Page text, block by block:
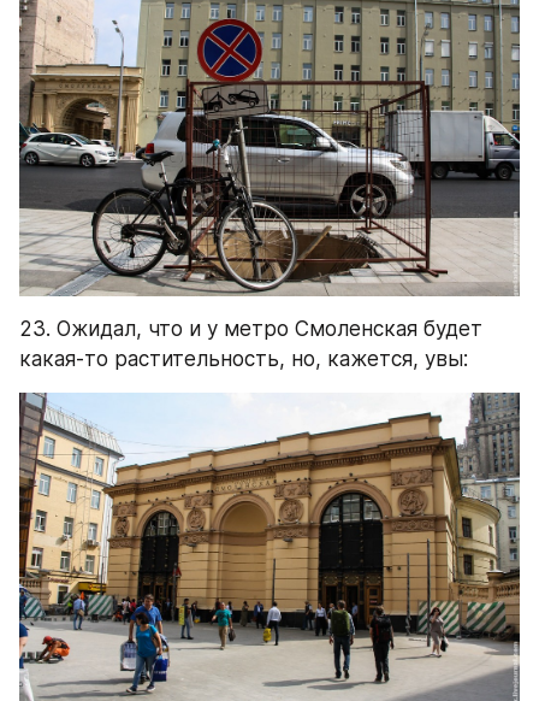
23. Ожидал, что и у метро Смоленская будет
какая-то растительность, но, кажется, увы: